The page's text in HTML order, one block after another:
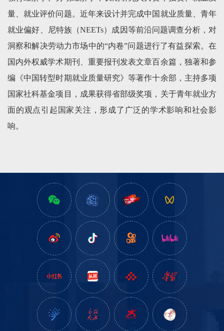
量、就业评价问题。近年来设计并完成中国就业质量、青年
就业偏好、尼特族（NEETs）成因等前沿问题调查分析，对
洞察和解决劳动力市场中的“内卷”问题进行了有益探索。在
国内外权威学术期刊、重要报刊发表文章百余篇，独著和参
编《中国转型时期就业质量研究》等著作十余部，主持多项
国家社科基金项目，成果获得省部级奖项，关于青年就业方
面的观点引起国家关注，形成了广泛的学术影响和社会影
响。